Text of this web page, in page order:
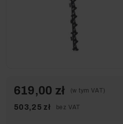
619,00 zł (w tym VAT)
503,25 zł bez VAT